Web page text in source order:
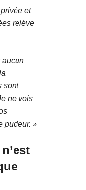
et
relève
aucun
sont
ne vois
pudeur. »